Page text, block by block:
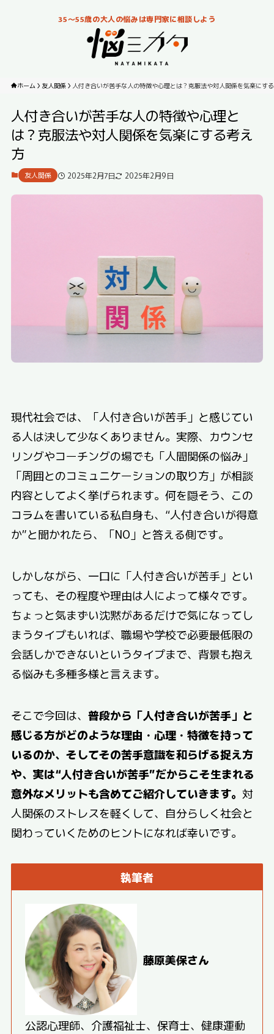
35～55歳の大人の悩みは専門家に相談しよう
ホーム 友人関係 人付き合いが苦手な人の特徴や心理とは？克服法や対人関係を気楽にす
人付き合いが苦手な人の特徴や心理と
は？克服法や対人関係を気楽にする考え
方
友人関係 2025年2月7日 2025年2月9日
現代社会では、「人付き合いが苦手」と感じてい
る人は決して少なくありません。実際、カウンセ
リングやコーチングの場でも「人間関係の悩み」
「周囲とのコミュニケーションの取り方」が相談
内容としてよく挙げられます。何を隠そう、この
コラムを書いている私自身も、“人付き合いが得意
か”と聞かれたら、「NO」と答える側です。
しかしながら、一口に「人付き合いが苦手」とい
っても、その程度や理由は人によって様々です。
ちょっと気まずい沈黙があるだけで気になってし
まうタイプもいれば、職場や学校で必要最低限の
会話しかできないというタイプまで、背景も抱え
る悩みも多種多様と言えます。
そこで今回は、 普段から「人付き合いが苦手」と
感じる方がどのような理由・心理・特徴を持って
いるのか、そしてその苦手意識を和らげる捉え方
や、実は“人付き合いが苦手”だからこそ生まれる
意外なメリットも含めてご紹介していきます。 対
人関係のストレスを軽くして、自分らしく社会と
関わっていくためのヒントになれば幸いです。
執筆者
藤原美保さん
公認心理師、介護福祉士、保育士、健康運動